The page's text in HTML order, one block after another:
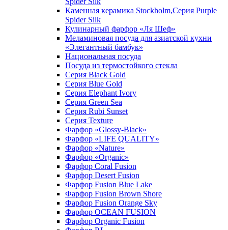
Каменная керамика Stockholm,Серия Purple
Spider Silk
Кулинарный фарфор «Ля Шеф»
Меламиновая посуда для азиатской кухни
«Элегантный бамбук»
Национальная посуда
Посуда из термостойкого стекла
Серия Black Gold
Серия Blue Gold
Серия Elephant Ivory
Серия Green Sea
Серия Rubi Sunset
Серия Texture
Фарфор «Glossy-Black»
Фарфор «LIFE QUALITY»
Фарфор «Nature»
Фарфор «Organic»
Фарфор Coral Fusion
Фарфор Desert Fusion
Фарфор Fusion Blue Lake
Фарфор Fusion Brown Shore
Фарфор Fusion Orange Sky
Фарфор OCEAN FUSION
Фарфор Organic Fusion